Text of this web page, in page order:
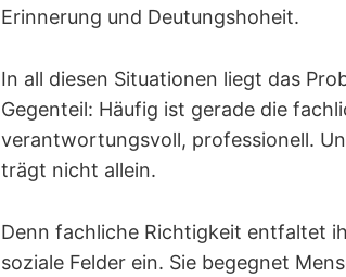
Erinnerung und Deutungshoheit.
In all diesen Situationen liegt das
Gegenteil: Häufig ist gerade die
verantwortungsvoll, professionell.
trägt nicht allein.
Denn fachliche Richtigkeit entfaltet
soziale Felder ein. Sie begegnet